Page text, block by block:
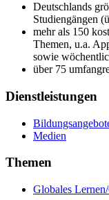
Deutschlands
Studiengängen
mehr als 150
Themen, u.a.
sowie
über 75
Dienstleistungen
Medien
Themen
Globales